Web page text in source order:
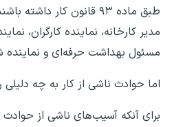
طبق ماده ۹۳ قانون کار
مدیر کارخانه، نماینده کارگران،
مسئول بهداشت حرفه‌ای و نماینده
اما حوادث ناشی از کار به چه
برای آنکه آسیب‌های ناشی از